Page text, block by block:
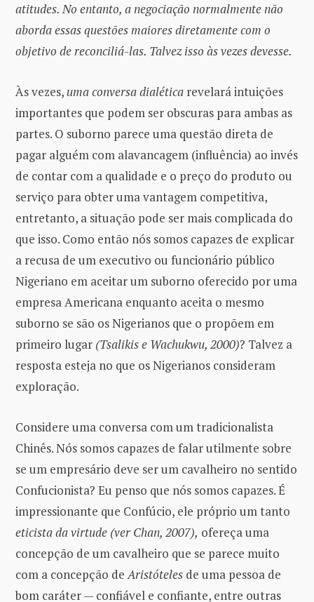
atitudes. No entanto, a negociação normalmente não
aborda essas questões maiores diretamente com o
objetivo de reconciliá-las. Talvez isso às vezes devesse.
Às vezes, uma conversa dialética revelará intuições
importantes que podem ser obscuras para ambas as
partes. O suborno parece uma questão direta de
pagar alguém com alavancagem (influência) ao invés
de contar com a qualidade e o preço do produto ou
serviço para obter uma vantagem competitiva,
entretanto, a situação pode ser mais complicada do
que isso. Como então nós somos capazes de explicar
a recusa de um executivo ou funcionário público
Nigeriano em aceitar um suborno oferecido por uma
empresa Americana enquanto aceita o mesmo
suborno se são os Nigerianos que o propõem em
primeiro lugar (Tsalikis e Wachukwu, 2000)? Talvez a
resposta esteja no que os Nigerianos consideram
exploração.
Considere uma conversa com um tradicionalista
Chinês. Nós somos capazes de falar utilmente sobre
se um empresário deve ser um cavalheiro no sentido
Confucionista? Eu penso que nós somos capazes. É
impressionante que Confúcio, ele próprio um tanto
eticista da virtude (ver Chan, 2007), ofereça uma
concepção de um cavalheiro que se parece muito
com a concepção deAristóteles de uma pessoa de
bom caráter — confiável e confiante, entre outras